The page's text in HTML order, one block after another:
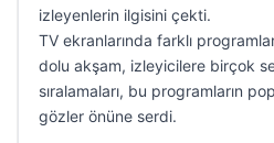
izleyenlerin ilgisini çekti.
TV ekranlarında farklı
dolu akşam, izleyicilere birçok
sıralamaları, bu programların
gözler önüne serdi.